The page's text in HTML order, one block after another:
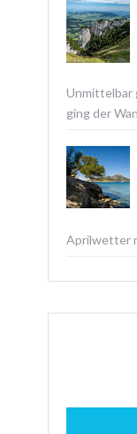
Unmittelbar
ging der
Aprilwetter